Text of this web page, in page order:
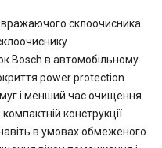
склоочисника
Bosch в автомобільному
power protection
і менший час очищення
конструкції
в умовах обмеженого